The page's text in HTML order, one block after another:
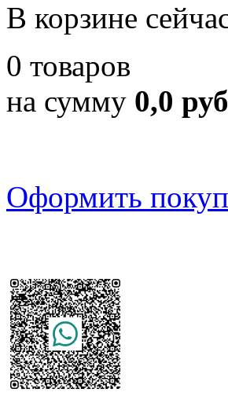
В корзине
0 товаров
на сумму 0,0
Оформить